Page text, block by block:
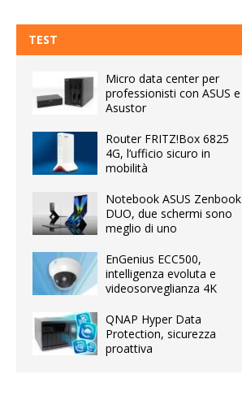
TEST
Micro data center per
professionisti con ASUS e
Asustor
Router FRITZ!Box 6825
4G, l’ufficio sicuro in
mobilità
Notebook ASUS Zenbook
DUO, due schermi sono
meglio di uno
EnGenius ECC500,
intelligenza evoluta e
videosorveglianza 4K
QNAP Hyper Data
Protection, sicurezza
proattiva